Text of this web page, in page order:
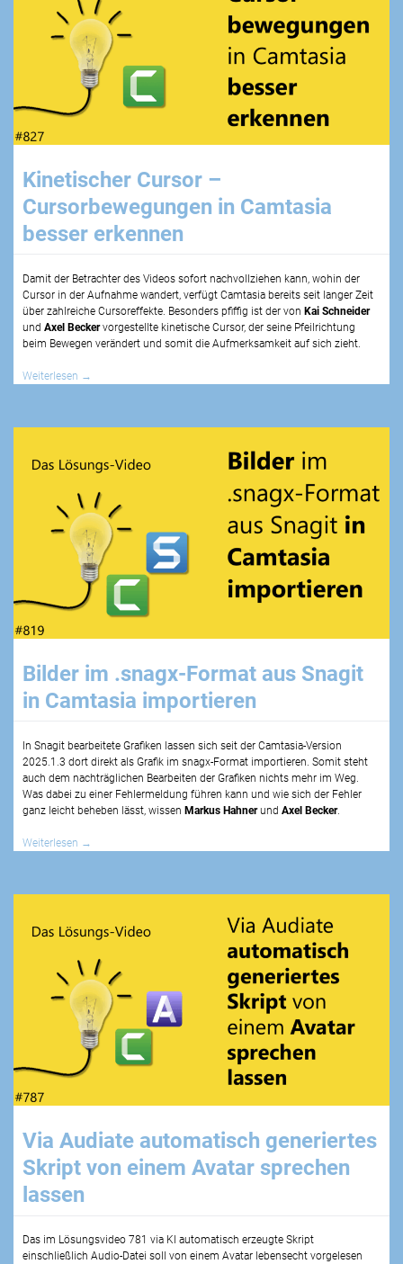
Kinetischer Cursor –
Cursorbewegungen in Camtasia
besser erkennen
Damit der Betrachter des Videos sofort nachvollziehen kann, wohin der
Cursor in der Aufnahme wandert, verfügt Camtasia bereits seit langer Zeit
über zahlreiche Cursoreffekte. Besonders pfiffig ist der von Kai Schneider
und Axel Beckervorgestellte kinetische Cursor, der seine Pfeilrichtung
beim Bewegen verändert und somit die Aufmerksamkeit auf sich zieht.
Weiterlesen →
Bilder im .snagx-Format aus Snagit
in Camtasia importieren
In Snagit bearbeitete Grafiken lassen sich seit der Camtasia-Version
2025.1.3 dort direkt als Grafik im snagx-Format importieren. Somit steht
auch dem nachträglichen Bearbeiten der Grafiken nichts mehr im Weg.
Was dabei zu einer Fehlermeldung führen kann und wie sich der Fehler
ganz leicht beheben lässt, wissen Markus Hahnerund Axel Becker.
Weiterlesen →
Via Audiate automatisch generiertes
Skript von einem Avatar sprechen
lassen
Das im Lösungsvideo 781 via KI automatisch erzeugte Skript
einschließlich Audio-Datei soll von einem Avatar lebensecht vorgelesen